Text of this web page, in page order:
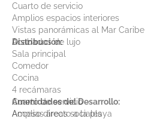
Cuarto de servicio
Amplios espacios interiores
Vistas panorámicas al Mar Caribe
Acabados de lujo
Distribución:
Sala principal
Comedor
Cocina
4 recámaras
Cuarto de servicio
Amplias áreas sociales
Amenidades del Desarrollo:
Acceso directo a la playa